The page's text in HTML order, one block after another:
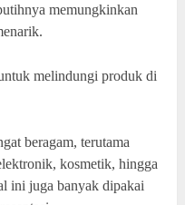
memungkinkan
melindungi produk di
beragam, terutama
kosmetik, hingga
ini juga banyak dipakai